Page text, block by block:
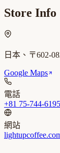
Store Info
日本、〒602-
Google Maps
電話
+81 75-744-6195
網站